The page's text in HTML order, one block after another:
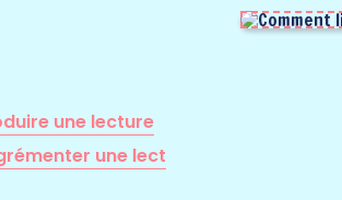
une lecture
une lect